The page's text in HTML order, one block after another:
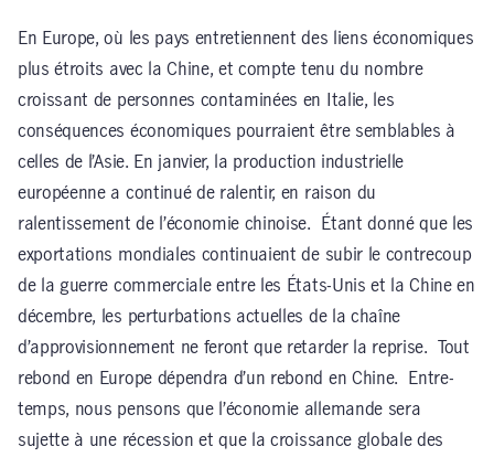
En Europe, où les pays entretiennent des liens économiques
plus étroits avec la Chine, et compte tenu du nombre
croissant de personnes contaminées en Italie, les
conséquences économiques pourraient être semblables à
celles de l’Asie. En janvier, la production industrielle
européenne a continué de ralentir, en raison du
ralentissement de l’économie chinoise. Étant donné que les
exportations mondiales continuaient de subir le contrecoup
de la guerre commerciale entre les États-Unis et la Chine en
décembre, les perturbations actuelles de la chaîne
d’approvisionnement ne feront que retarder la reprise. Tout
rebond en Europe dépendra d’un rebond en Chine. Entre-
temps, nous pensons que l’économie allemande sera
sujette à une récession et que la croissance globale des